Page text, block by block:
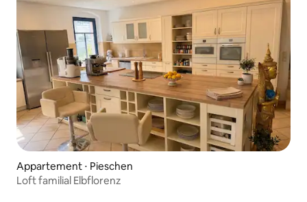
Appartement ⋅ Pieschen
Loft familial Elbflorenz